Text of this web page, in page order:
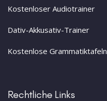
Kostenloser Audiotrainer
Dativ-Akkusativ-Trainer
Kostenlose Grammatiktafeln
Rechtliche Links